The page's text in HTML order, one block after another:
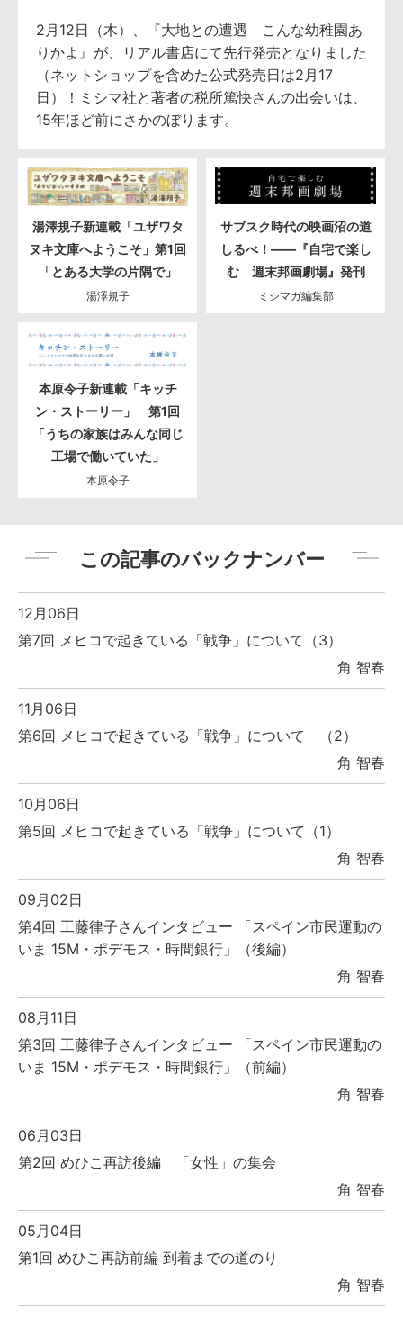
2月12日（木）、『大地との遭遇 こんな幼稚園あ
りかよ』が、リアル書店にて先行発売となりました
（ネットショップを含めた公式発売日は2月17
日）！ミシマ社と著者の税所篤快さんの出会いは、
15年ほど前にさかのぼります。
湯澤規子新連載「ユザワタ
ヌキ文庫へようこそ」第1回
「とある大学の片隅で」
湯澤規子
サブスク時代の映画沼の道
しるべ！――『自宅で楽し
む 週末邦画劇場』発刊
ミシマガ編集部
本原令子新連載「キッチ
ン・ストーリー」 第1回
「うちの家族はみんな同じ
工場で働いていた」
本原令子
この記事のバックナンバー
12月06日
第7回 メヒコで起きている「戦争」について（3）
角 智春
11月06日
第6回 メヒコで起きている「戦争」について （2）
角 智春
10月06日
第5回 メヒコで起きている「戦争」について（1）
角 智春
09月02日
第4回 工藤律子さんインタビュー 「スペイン市民運動の
いま 15M・ポデモス・時間銀行」（後編）
角 智春
08月11日
第3回 工藤律子さんインタビュー 「スペイン市民運動の
いま 15M・ポデモス・時間銀行」（前編）
角 智春
06月03日
第2回 めひこ再訪後編 「女性」の集会
角 智春
05月04日
第1回 めひこ再訪前編 到着までの道のり
角 智春